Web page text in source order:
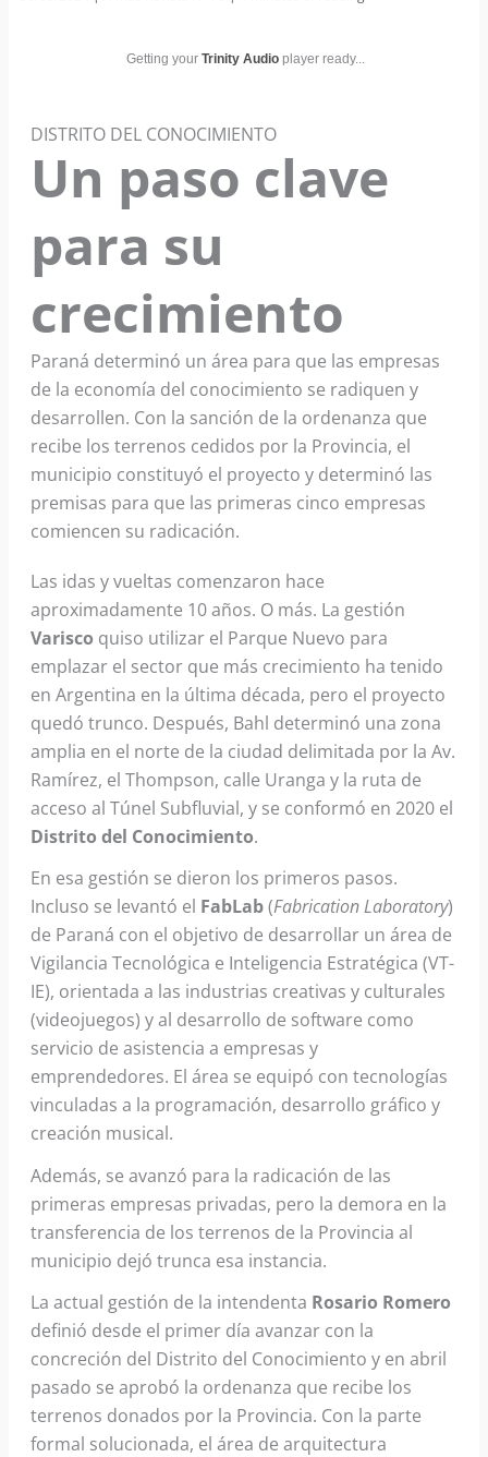
Getting your Trinity Audioplayer ready...
DISTRITO DEL CONOCIMIENTO
Un paso clave
para su
crecimiento
Paraná determinó un área para que las empresas
de la economía del conocimiento se radiquen y
desarrollen. Con la sanción de la ordenanza que
recibe los terrenos cedidos por la Provincia, el
municipio constituyó el proyecto y determinó las
premisas para que las primeras cinco empresas
comiencen su radicación.
Las idas y vueltas comenzaron hace
aproximadamente 10 años. O más. La gestión
Varisco quiso utilizar el Parque Nuevo para
emplazar el sector que más crecimiento ha tenido
en Argentina en la última década, pero el proyecto
quedó trunco. Después, Bahl determinó una zona
amplia en el norte de la ciudad delimitada por la Av.
Ramírez, el Thompson, calle Uranga y la ruta de
acceso al Túnel Subfluvial, y se conformó en 2020 el
Distrito del Conocimiento.
En esa gestión se dieron los primeros pasos.
Incluso se levantó el FabLab(Fabrication Laboratory)
de Paraná con el objetivo de desarrollar un área de
Vigilancia Tecnológica e Inteligencia Estratégica (VT-
IE), orientada a las industrias creativas y culturales
(videojuegos) y al desarrollo de software como
servicio de asistencia a empresas y
emprendedores. El área se equipó con tecnologías
vinculadas a la programación, desarrollo gráfico y
creación musical.
Además, se avanzó para la radicación de las
primeras empresas privadas, pero la demora en la
transferencia de los terrenos de la Provincia al
municipio dejó trunca esa instancia.
La actual gestión de la intendenta Rosario Romero
definió desde el primer día avanzar con la
concreción del Distrito del Conocimiento y en abril
pasado se aprobó la ordenanza que recibe los
terrenos donados por la Provincia. Con la parte
formal solucionada, el área de arquitectura